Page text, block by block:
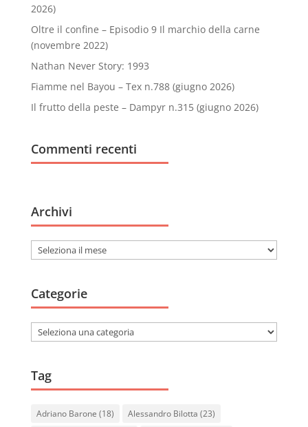
2026)
Oltre il confine – Episodio 9 Il marchio della carne
(novembre 2022)
Nathan Never Story: 1993
Fiamme nel Bayou – Tex n.788 (giugno 2026)
Il frutto della peste – Dampyr n.315 (giugno 2026)
Commenti recenti
Archivi
Archivi
Categorie
Categorie
Tag
Adriano Barone (18) Alessandro Bilotta (23)